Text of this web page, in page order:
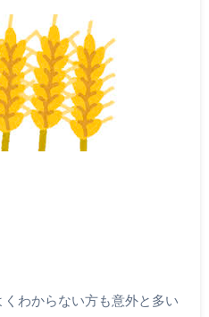
わからない方も意外と多い